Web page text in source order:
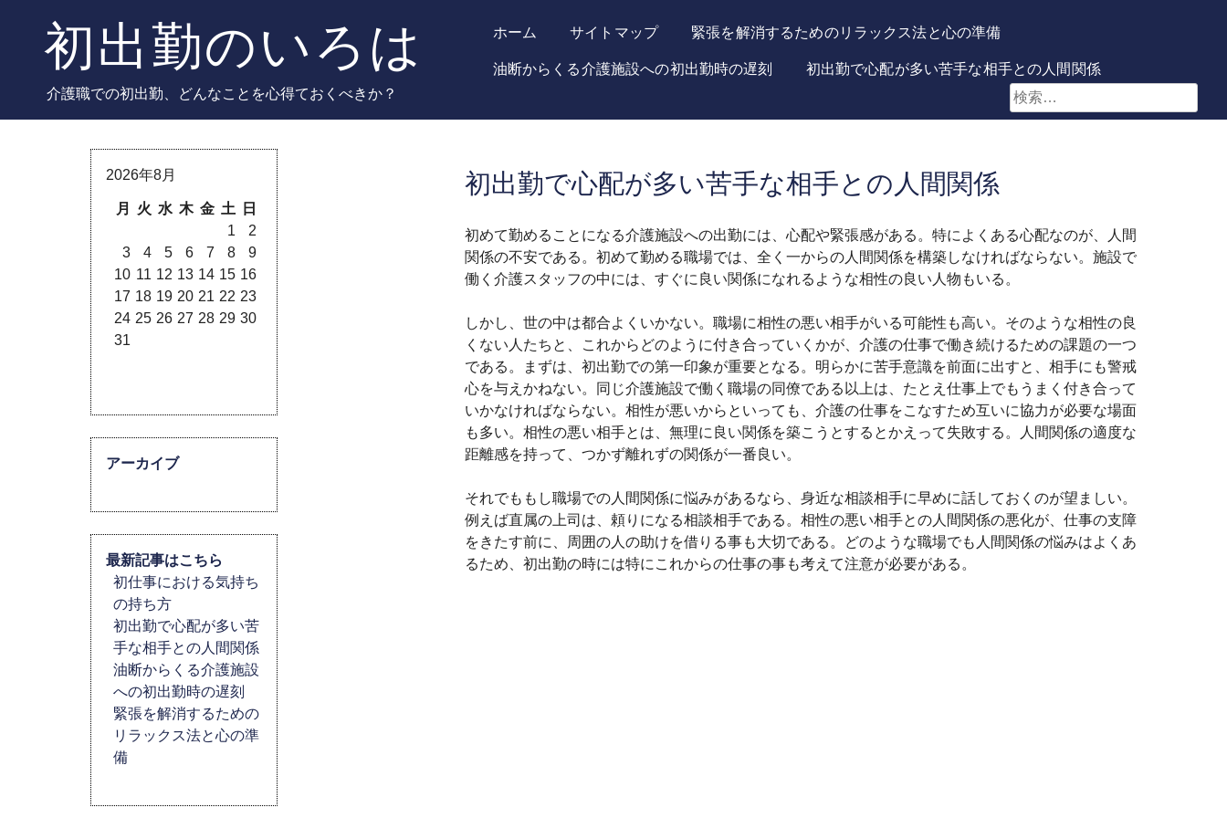
content初出勤のいろは
介護職での初出勤、どんなことを心得ておくべきか？
ホーム サイトマップ 緊張を解消するためのリラックス法と心の準備
油断からくる介護施設への初出勤時の遅刻
初出勤で心配が多い苦手な相手との人間関係
検
索:
初出勤で心配が多い苦手な相手との人間関係
初めて勤めることになる介護施設への出勤には、心配や緊張感がある。特によくある心配なのが、人間
関係の不安である。初めて勤める職場では、全く一からの人間関係を構築しなければならない。施設で
働く介護スタッフの中には、すぐに良い関係になれるような相性の良い人物もいる。
しかし、世の中は都合よくいかない。職場に相性の悪い相手がいる可能性も高い。そのような相性の良
くない人たちと、これからどのように付き合っていくかが、介護の仕事で働き続けるための課題の一つ
である。まずは、初出勤での第一印象が重要となる。明らかに苦手意識を前面に出すと、相手にも警戒
心を与えかねない。同じ介護施設で働く職場の同僚である以上は、たとえ仕事上でもうまく付き合って
いかなければならない。相性が悪いからといっても、介護の仕事をこなすため互いに協力が必要な場面
も多い。相性の悪い相手とは、無理に良い関係を築こうとするとかえって失敗する。人間関係の適度な
距離感を持って、つかず離れずの関係が一番良い。
それでももし職場での人間関係に悩みがあるなら、身近な相談相手に早めに話しておくのが望ましい。
例えば直属の上司は、頼りになる相談相手である。相性の悪い相手との人間関係の悪化が、仕事の支障
をきたす前に、周囲の人の助けを借りる事も大切である。どのような職場でも人間関係の悩みはよくあ
るため、初出勤の時には特にこれからの仕事の事も考えて注意が必要がある。
2026年8月
月 火 水 木 金 土
日
1
2
3
4 5 6 7 8
9
10 11 12 13 14 15 16
17 18 19 20 21 22 23
24 25 26 27 28 29 30
31
アーカイブ
最新記事はこちら
初仕事における気持ち
の持ち方
初出勤で心配が多い苦
手な相手との人間関係
油断からくる介護施設
への初出勤時の遅刻
緊張を解消するための
リラックス法と心の準
備